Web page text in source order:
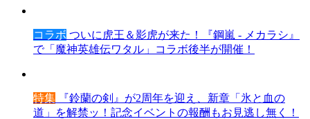
コラボ ついに虎王＆影虎が来た！『鋼嵐 - メカラシ』
で「魔神英雄伝ワタル」コラボ後半が開催！
特集 『鈴蘭の剣』が2周年を迎え、新章「氷と血の
道」を解禁ッ！記念イベントの報酬もお見逃し無く！